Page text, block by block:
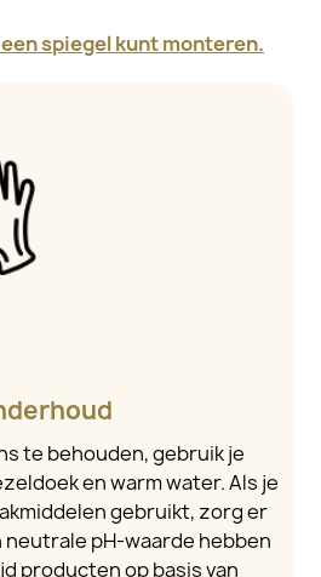
spiegel kunt monteren.
te behouden, gebruik je
en warm water. Als je
gebruikt, zorg er
neutrale pH-waarde hebben
producten op basis van